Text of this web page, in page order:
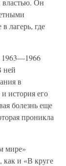
властью. Он
лагерь, где
1963—1966
ней
в
история его
болезнь еще
проникла
мире»
как и «В круге